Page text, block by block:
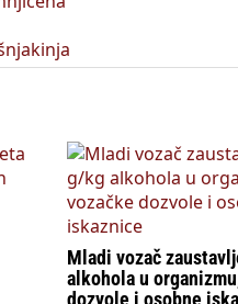
Mladi vozač
alkohola u
dozvole i osobne